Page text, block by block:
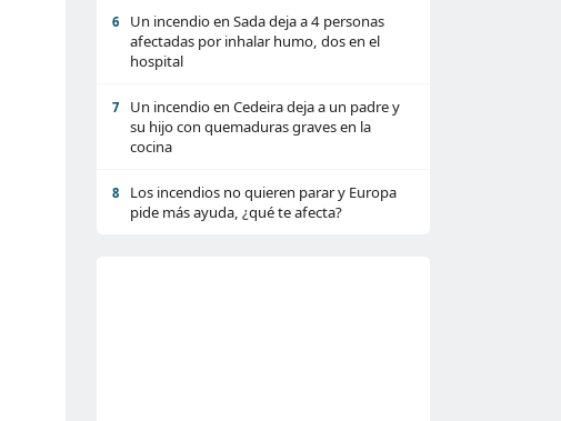
6
Un incendio en Sada deja a 4 personas
afectadas por inhalar humo, dos en el
hospital
7
Un incendio en Cedeira deja a un padre y
su hijo con quemaduras graves en la
cocina
8
Los incendios no quieren parar y Europa
pide más ayuda, ¿qué te afecta?